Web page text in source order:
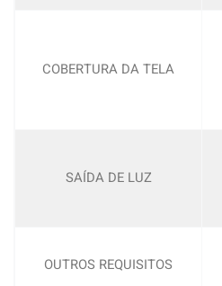
COBERTURA DA TELA
SAÍDA DE LUZ
OUTROS REQUISITOS